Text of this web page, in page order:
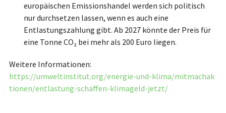
europäischen Emissionshandel werden sich politisch
nur durchsetzen lassen, wenn es auch eine
Entlastungszahlung gibt. Ab 2027 könnte der Preis für
eine Tonne CO₂ bei mehr als 200 Euro liegen.
Weitere Informationen:
https://umweltinstitut.org/energie-und-klima/mitmachak
tionen/entlastung-schaffen-klimageld-jetzt/